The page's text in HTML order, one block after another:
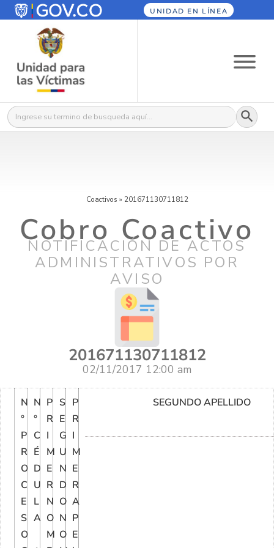
UNIDAD EN LÍNEA
Buscar: Botón
Coactivos » 201671130711812
Cobro Coactivo
NOTIFICACIÓN DE ACTOS
ADMINISTRATIVOS POR
AVISO
201671130711812
02/11/2017 12:00 am
N
°
P
R
O
C
E
S
O
N
°
C
É
D
U
L
A
P
R
I
M
E
R
N
O
M
S
E
G
U
N
D
O
N
O
P
R
I
M
E
R
A
P
E
SEGUNDO APELLIDO